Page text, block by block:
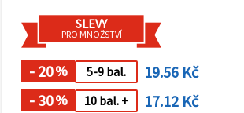
Nastavení
výběrem
daného
cookies a
kliknutím
na tlačítko
"Uložit"
SLEVY
PRO MNOŽSTVÍ
- 20% 5-9 bal.
19.56 Kč
- 30% 10 bal. + 17.12 Kč